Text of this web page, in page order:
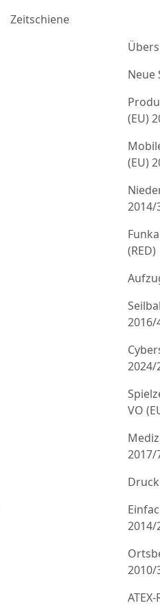
Zeitschiene
Neue
(EU)
(EU)
2014/
(RED)
2016/
2024/
VO
2017/
2014/
2010/